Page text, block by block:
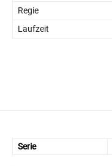
Regie
Laufzeit
Serie